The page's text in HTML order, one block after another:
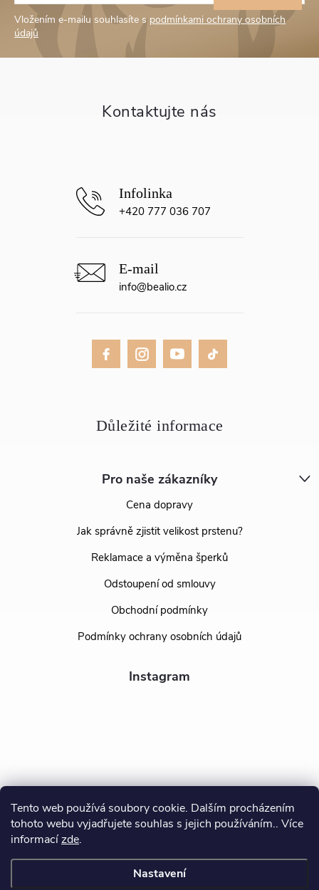
Tento web používá soubory cookie. Dalším procházením
tohoto webu vyjadřujete souhlas s jejich používáním.. Více
informacízde.
Nastavení
pVložením e-mailu souhlasíte s podmínkami ochrany osobních
údajů
Pro naše zákazníky
Cena dopravy
Jak správně zjistit velikost prstenu?
Reklamace a výměna šperků
Odstoupení od smlouvy
Obchodní podmínky
Podmínky ochrany osobních údajů
Instagram
Sledovat na Instagramu
info@bealio.cz
+420 777 036 707